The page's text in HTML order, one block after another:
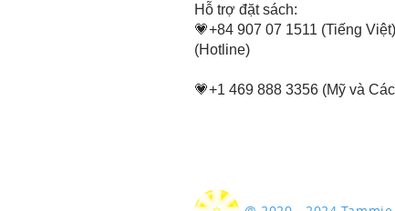
​Hỗ trợ đặt sách:
💗+84 907 07 1511 (Tiếng
(Hotline)
💗+1 469 888 3356 (Mỹ và